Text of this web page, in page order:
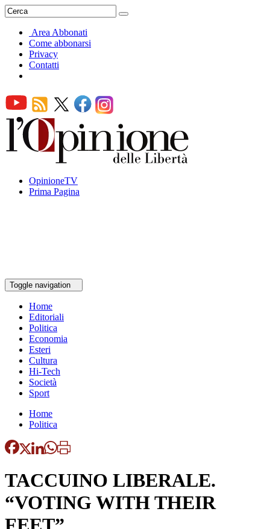
Area Abbonati
Come abbonarsi
Privacy
Contatti
OpinioneTV
Prima Pagina
Toggle navigation
Home
Editoriali
Politica
Economia
Esteri
Cultura
Hi-Tech
Società
Sport
Home
Politica
TACCUINO LIBERALE.
“VOTING WITH THEIR